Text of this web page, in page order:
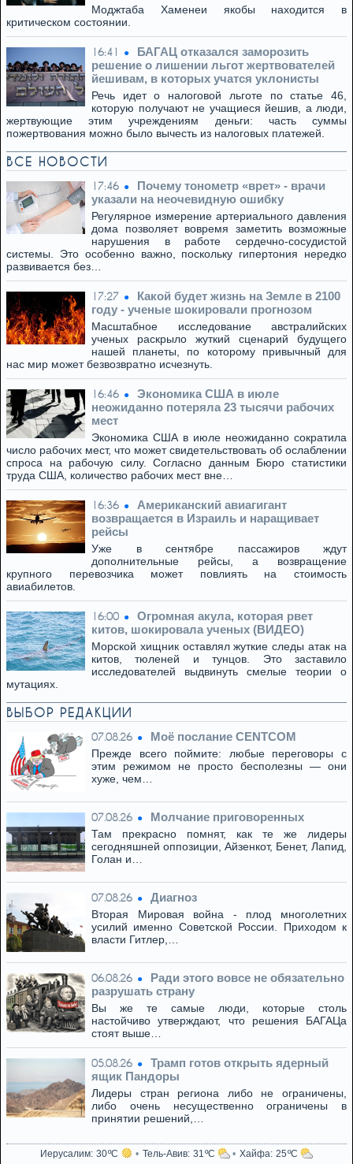
Моджтаба Хаменеи якобы находится в
критическом состоянии.
16:41
БАГАЦ отказался заморозить
решение о лишении льгот жертвователей
йешивам, в которых учатся уклонисты
Речь идет о налоговой льготе по статье 46,
которую получают не учащиеся йешив, а люди,
жертвующие этим учреждениям деньги: часть суммы
пожертвования можно было вычесть из налоговых платежей.
ВСЕ НОВОСТИ
17:46
Почему тонометр «врет» - врачи
указали на неочевидную ошибку
Регулярное измерение артериального давления
дома позволяет вовремя заметить возможные
нарушения в работе сердечно-сосудистой
системы. Это особенно важно, поскольку гипертония нередко
развивается без…
17:27
Какой будет жизнь на Земле в 2100
году - ученые шокировали прогнозом
Масштабное исследование австралийских
ученых раскрыло жуткий сценарий будущего
нашей планеты, по которому привычный для
нас мир может безвозвратно исчезнуть.
16:46
Экономика США в июле
неожиданно потеряла 23 тысячи рабочих
мест
Экономика США в июле неожиданно сократила
число рабочих мест, что может свидетельствовать об ослаблении
спроса на рабочую силу. Согласно данным Бюро статистики
труда США, количество рабочих мест вне…
16:36
Американский авиагигант
возвращается в Израиль и наращивает
рейсы
Уже в сентябре пассажиров ждут
дополнительные рейсы, а возвращение
крупного перевозчика может повлиять на стоимость
авиабилетов.
16:00
Огромная акула, которая рвет
китов, шокировала ученых (ВИДЕО)
Морской хищник оставлял жуткие следы атак на
китов, тюленей и тунцов. Это заставило
исследователей выдвинуть смелые теории о
мутациях.
ВЫБОР РЕДАКЦИИ
07.08.26 Моё послание CENTCOM
Прежде всего поймите: любые переговоры с
этим режимом не просто бесполезны — они
хуже, чем…
07.08.26 Молчание приговоренных
Там прекрасно помнят, как те же лидеры
сегодняшней оппозиции, Айзенкот, Бенет, Лапид,
Голан и…
07.08.26 Диагноз
Вторая Мировая война - плод многолетних
усилий именно Советской России. Приходом к
власти Гитлер,…
06.08.26
Ради этого вовсе не обязательно
разрушать страну
Вы же те самые люди, которые столь
настойчиво утверждают, что решения БАГАЦа
стоят выше…
05.08.26
Трамп готов открыть ядерный
ящик Пандоры
Лидеры стран региона либо не ограничены,
либо очень несущественно ограничены в
принятии решений,…
Иерусалим 30 Тель-Авив 31 Хайфа 25